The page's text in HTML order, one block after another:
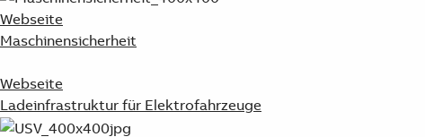
Webseite
Maschinensicherheit
Webseite
Ladeinfrastruktur für Elektrofahrzeuge